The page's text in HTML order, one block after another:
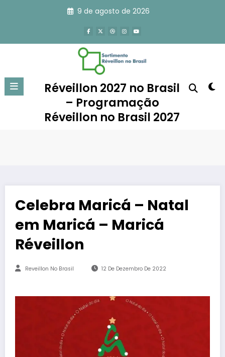
9 de agosto de 2026
Réveillon 2027 no Brasil
– Programação
Réveillon no Brasil 2027
Celebra Maricá – Natal
em Maricá – Maricá
Réveillon
Reveillon No Brasil 12 De Dezembro De 2022